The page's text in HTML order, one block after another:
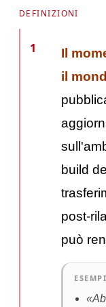
DEFINIZIONI
1
Il
il
build
post-
può
ESEMPI